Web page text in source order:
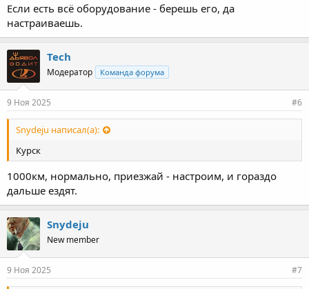
Если есть всё оборудование - берешь его, да
настраиваешь.
Tech
Модератор Команда форума
9 Ноя 2025 #6
Snydeju написал(а):
Курск
1000км, нормально, приезжай - настроим, и гораздо
дальше ездят.
Snydeju
New member
9 Ноя 2025 #7